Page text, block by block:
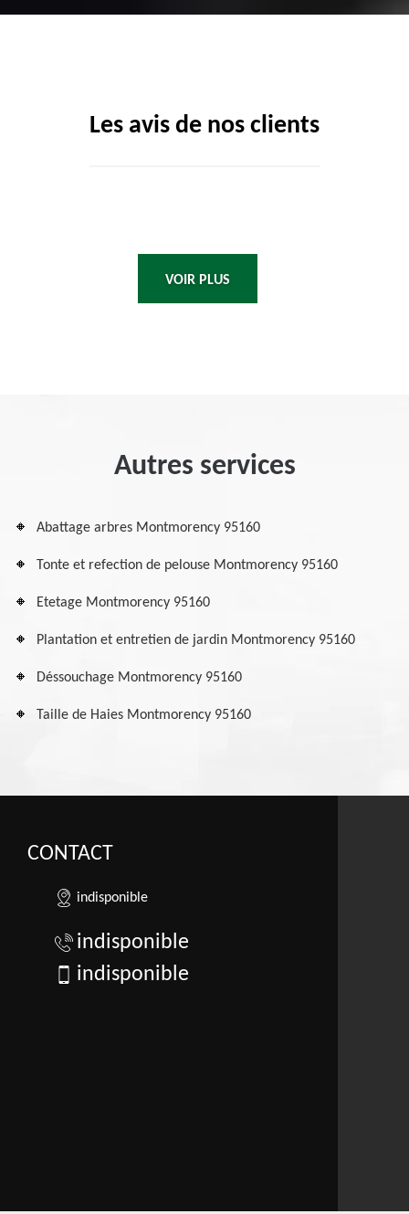
Les avis de nos clients
VOIR PLUS
Autres services
Abattage arbres Montmorency 95160
Tonte et refection de pelouse Montmorency 95160
Etetage Montmorency 95160
Plantation et entretien de jardin Montmorency 95160
Déssouchage Montmorency 95160
Taille de Haies Montmorency 95160
CONTACT
indisponible
indisponible
indisponible